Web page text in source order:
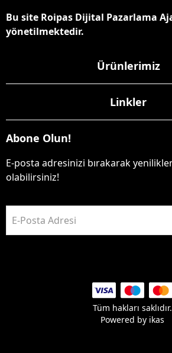
Bu site Roipas Dijital Pazarlama
yönetilmektedir.
Ürünlerimiz
Linkler
Abone Olun!
E-posta adresinizi bırakarak
olabilirsiniz!
E-Posta Adresi
Tüm hakları saklıdır.
Powered by ikas